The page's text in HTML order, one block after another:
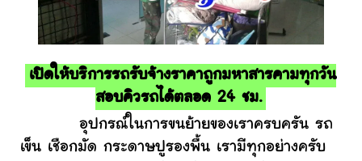
เปิดให้บริการรถรับจ้างราคาถูกมหาสารคามทุกวัน
สอบคิวรถได้ตลอด 24 ชม.
อุปกรณ์ในการขนย้ายของเราครบครัน รถ
เข็น เชือกมัด กระดาษปูรองพื้น เรามีทุกอย่างครับ